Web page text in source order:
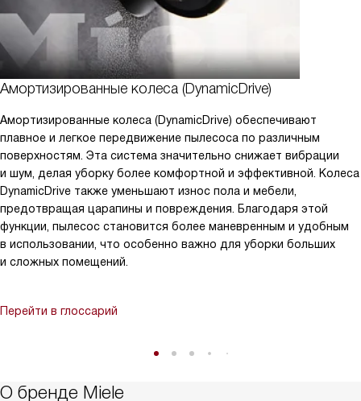
Амортизированные колеса (DynamicDrive)
Амортизированные колеса (DynamicDrive) обеспечивают
плавное и легкое передвижение пылесоса по различным
поверхностям. Эта система значительно снижает вибрации
и шум, делая уборку более комфортной и эффективной. Колеса
DynamicDrive также уменьшают износ пола и мебели,
предотвращая царапины и повреждения. Благодаря этой
функции, пылесос становится более маневренным и удобным
в использовании, что особенно важно для уборки больших
и сложных помещений.
Перейти в глоссарий
О бренде Miele